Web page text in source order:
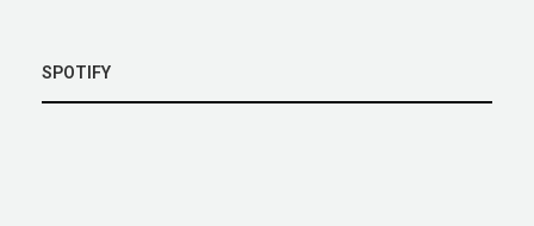
SPOTIFY